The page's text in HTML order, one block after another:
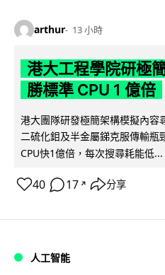
arthur 13 小時
港大工程學院研極
勝標準 CPU 1 億倍
港大團隊研發極簡架構模擬內容
二硫化鉬及半金屬銻克服傳輸
CPU快1億倍，每次搜尋耗能低...
40 17 ↗ 分享
人工智能